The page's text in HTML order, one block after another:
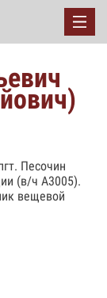
Песочин
(в/ч А3005).
вещевой